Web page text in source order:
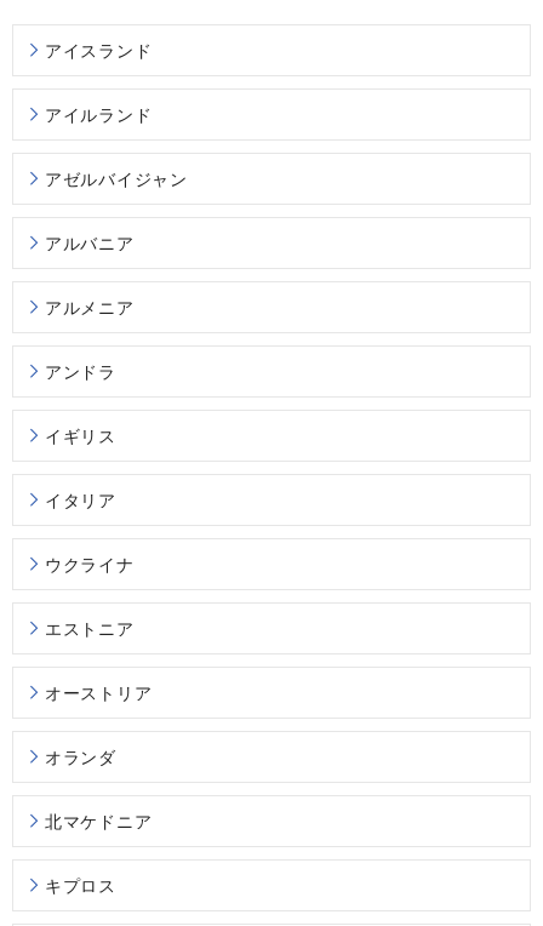
アイスランド
アイルランド
アゼルバイジャン
アルバニア
アルメニア
アンドラ
イギリス
イタリア
ウクライナ
エストニア
オーストリア
オランダ
北マケドニア
キプロス